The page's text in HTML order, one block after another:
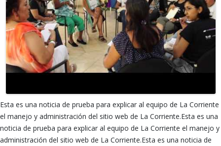
Esta es una noticia de prueba para explicar al equipo de La Corriente
el manejo y administración del sitio web de La Corriente.Esta es una
noticia de prueba para explicar al equipo de La Corriente el manejo y
administración del sitio web de La Corriente.Esta es una noticia de